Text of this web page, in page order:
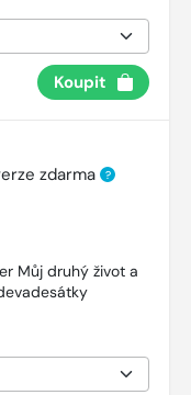
Koupit
zdarma ?
Můj druhý život a